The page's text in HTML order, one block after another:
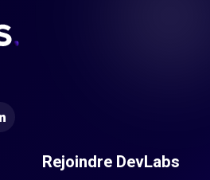
Rejoindre DevLabs